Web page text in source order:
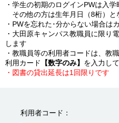
・学生の初期のログインPWは入
その他の方は生年月日（8桁）と
・PWを忘れた･分からない場合は
・大田原キャンパス教職員に限り
します
・教職員等の利用者コードは、教
利用カード
【数字のみ】
・図書の貸出延長は1回限りです
利用者コード